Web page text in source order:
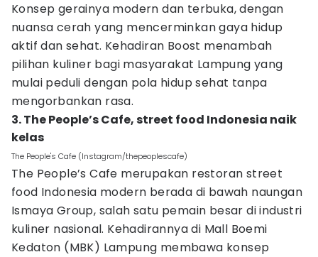
Konsep gerainya modern dan terbuka, dengan
nuansa cerah yang mencerminkan gaya hidup
aktif dan sehat. Kehadiran Boost menambah
pilihan kuliner bagi masyarakat Lampung yang
mulai peduli dengan pola hidup sehat tanpa
mengorbankan rasa.
3. The People’s Cafe, street food Indonesia naik
kelas
The People's Cafe (Instagram/thepeoplescafe)
The People’s Cafe merupakan restoran street
food Indonesia modern berada di bawah naungan
Ismaya Group, salah satu pemain besar di industri
kuliner nasional. Kehadirannya di Mall Boemi
Kedaton (MBK) Lampung membawa konsep